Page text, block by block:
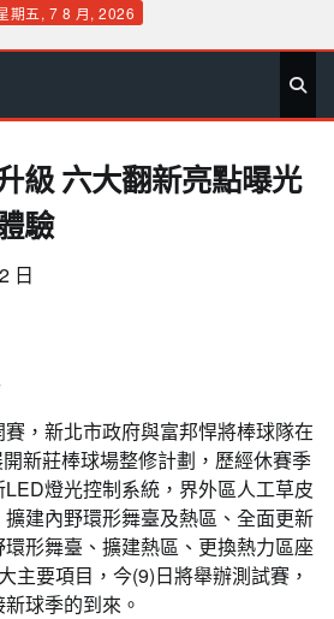
期五, 7 8 月, 2026
生 社 文 公 運 旅 政 地 專
級 六大翻新亮點曝光
驗
日
，新北市政府與富邦悍將棒球隊在
新莊棒球場整修計劃，歷經休賽季
燈光控制系統，界外區人工草皮
建內野環形舞臺及熱區、全面更新
形舞臺、擴建熱區、更換熱力區座
主要項目，今(9)日將舉辦測試賽，
球季的到來。